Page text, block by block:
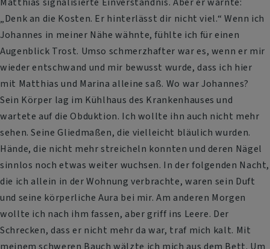
„Denk an die Kosten. Er hinterlässt dir nicht viel.“ Wenn ich
Johannes in meiner Nähe wähnte, fühlte ich für einen
Augenblick Trost. Umso schmerzhafter war es, wenn er mir
wieder entschwand und mir bewusst wurde, dass ich hier
mit Matthias und Marina alleine saß. Wo war Johannes?
Sein Körper lag im Kühlhaus des Krankenhauses und
wartete auf die Obduktion. Ich wollte ihn auch nicht mehr
sehen. Seine Gliedmaßen, die vielleicht bläulich wurden.
Hände, die nicht mehr streicheln konnten und deren Nägel
sinnlos noch etwas weiter wuchsen. In der folgenden Nacht,
die ich allein in der Wohnung verbrachte, waren sein Duft
und seine körperliche Aura bei mir. Am anderen Morgen
wollte ich nach ihm fassen, aber griff ins Leere. Der
Schrecken, dass er nicht mehr da war, traf mich kalt. Mit